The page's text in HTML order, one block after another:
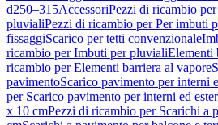
d250–315AccessoriPezzi di ricambio
pluvialiPezzi di ricambio per Per imbuti
fissaggiScarico per tetti convenzionale
ricambio per Imbuti per pluvialiElementi
ricambio per Elementi barriera al vapore
pavimentoScarico pavimento per interni
per Scarico pavimento per interni ed
x 10 cmPezzi di ricambio per Scarichi a